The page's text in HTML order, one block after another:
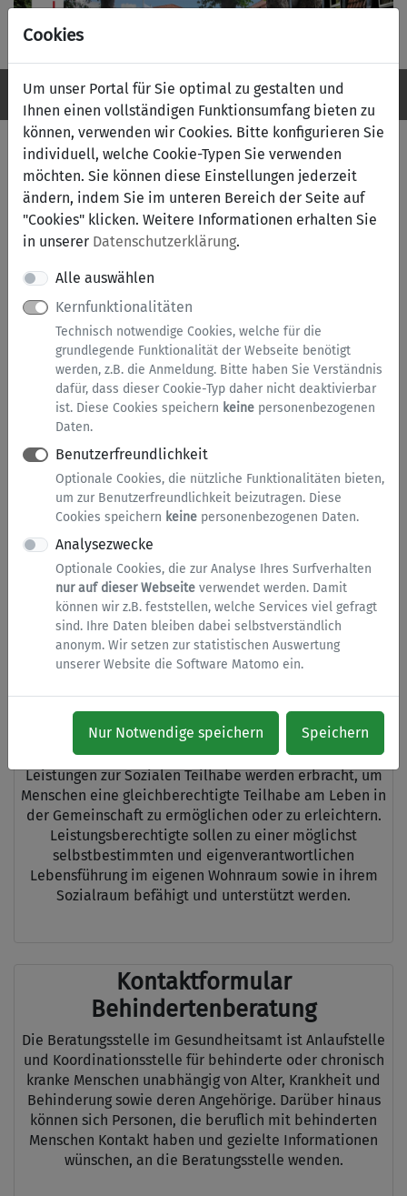
Cookies
Um unser Portal für Sie optimal zu gestalten und
Ihnen einen vollständigen Funktionsumfang bieten zu
können, verwenden wir Cookies. Bitte konfigurieren Sie
individuell, welche Cookie-Typen Sie verwenden
möchten. Sie können diese Einstellungen jederzeit
ändern, indem Sie im unteren Bereich der Seite auf
"Cookies" klicken. Weitere Informationen erhalten Sie
in unserer Datenschutzerklärung.
Alle auswählen
Kernfunktionalitäten
Technisch notwendige Cookies, welche für die
grundlegende Funktionalität der Webseite benötigt
werden, z.B. die Anmeldung. Bitte haben Sie Verständnis
dafür, dass dieser Cookie-Typ daher nicht deaktivierbar
ist. Diese Cookies speichern keine personenbezogenen
Daten.
Benutzerfreundlichkeit
Optionale Cookies, die nützliche Funktionalitäten bieten,
um zur Benutzerfreundlichkeit beizutragen. Diese
Cookies speichern keine personenbezogenen Daten.
Analysezwecke
Optionale Cookies, die zur Analyse Ihres Surfverhalten
nur auf dieser Webseite verwendet werden. Damit
können wir z.B. feststellen, welche Services viel gefragt
sind. Ihre Daten bleiben dabei selbstverständlich
anonym. Wir setzen zur statistischen Auswertung
unserer Website die Software Matomo ein.
Nur Notwendige speichern Speichern
Navigation ein-/ausblenden
Menü
Serviceübersicht
zurück
Services A bis Z
Schwerbehinderung
Schwerbehindertenrecht -
verschiedene Anträge
Sie haben die Möglichkeit online einen Antrag zur
Ausstellung verschiedener Ausweise und
Bescheinigungen im Rahmen der (Schwer-)Behinderung
zu stellen. Ebenso lässt sich der Bearbeitungsstand des
jeweiligen Antrages abrufen.
Leistungen zur Sozialen Teilhabe -
Beantragung
Leistungen zur Sozialen Teilhabe werden erbracht, um
Menschen eine gleichberechtigte Teilhabe am Leben in
der Gemeinschaft zu ermöglichen oder zu erleichtern.
Leistungsberechtigte sollen zu einer möglichst
selbstbestimmten und eigenverantwortlichen
Lebensführung im eigenen Wohnraum sowie in ihrem
Sozialraum befähigt und unterstützt werden.
Kontaktformular
Behindertenberatung
Die Beratungsstelle im Gesundheitsamt ist Anlaufstelle
und Koordinationsstelle für behinderte oder chronisch
kranke Menschen unabhängig von Alter, Krankheit und
Behinderung sowie deren Angehörige. Darüber hinaus
können sich Personen, die beruflich mit behinderten
Menschen Kontakt haben und gezielte Informationen
wünschen, an die Beratungsstelle wenden.